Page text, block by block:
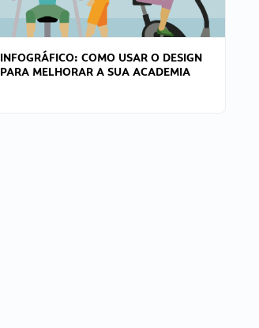
INFOGRÁFICO: COMO USAR O DESIGN
PARA MELHORAR A SUA ACADEMIA